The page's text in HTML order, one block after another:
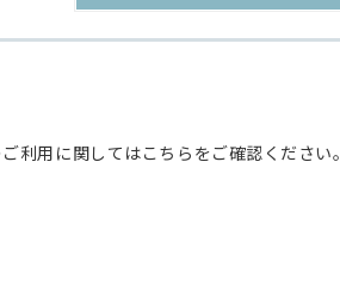
利用に関してはこちらをご確認ください。